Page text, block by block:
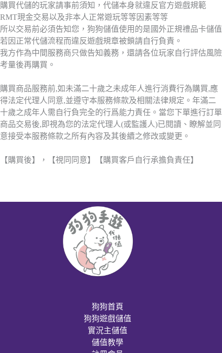
購買代儲的玩家請事前須知，代儲本身就違反官方遊戲規範
RMT現金交易以及非本人正常遊玩等等因素等等
所以交易前必須告知您，狗狗儲值使用的是國外正規禮品卡儲值
若因正常代儲流程而違反遊戲規章被鎖請自行負責。
我方作為中間服務商只做告知義務，還請各位玩家自行評估風險
考量後再購買。
購買商品服務前,如未滿二十歲之未成年人進行消費行為購買,應
得法定代理人同意,並遵守本服務條款及相關法律規定。年滿二
十歲之成年人需自行負完全的行爲能力責任。當您下單進行訂單
商品交易後,即視為您的法定代理人(或監護人)已閱讀、瞭解並同
意接受本服務條款之所有內容及其後續之修改或變更。
【購買後】，【視同同意】【購買客戶自行承擔負責任】
狗狗首頁
狗狗遊戲儲值
實況主儲值
儲值教學